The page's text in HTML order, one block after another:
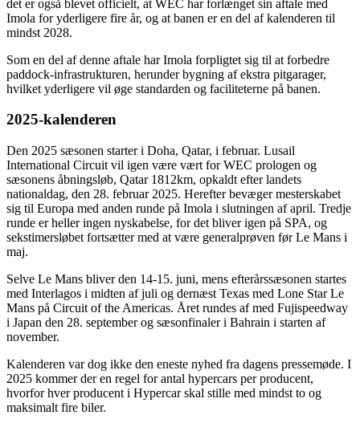
det er også blevet officielt, at WEC har forlænget sin aftale med
Imola for yderligere fire år, og at banen er en del af kalenderen til
mindst 2028.
Som en del af denne aftale har Imola forpligtet sig til at forbedre
paddock-infrastrukturen, herunder bygning af ekstra pitgarager,
hvilket yderligere vil øge standarden og faciliteterne på banen.
2025-kalenderen
Den 2025 sæsonen starter i Doha, Qatar, i februar. Lusail
International Circuit vil igen være vært for WEC prologen og
sæsonens åbningsløb, Qatar 1812km, opkaldt efter landets
nationaldag, den 28. februar 2025. Herefter bevæger mesterskabet
sig til Europa med anden runde på Imola i slutningen af april. Tredje
runde er heller ingen nyskabelse, for det bliver igen på SPA, og
sekstimersløbet fortsætter med at være generalprøven før Le Mans i
maj.
Selve Le Mans bliver den 14-15. juni, mens efterårssæsonen startes
med Interlagos i midten af juli og dernæst Texas med Lone Star Le
Mans på Circuit of the Americas. Året rundes af med Fujispeedway
i Japan den 28. september og sæsonfinaler i Bahrain i starten af
november.
Kalenderen var dog ikke den eneste nyhed fra dagens pressemøde. I
2025 kommer der en regel for antal hypercars per producent,
hvorfor hver producent i Hypercar skal stille med mindst to og
maksimalt fire biler.